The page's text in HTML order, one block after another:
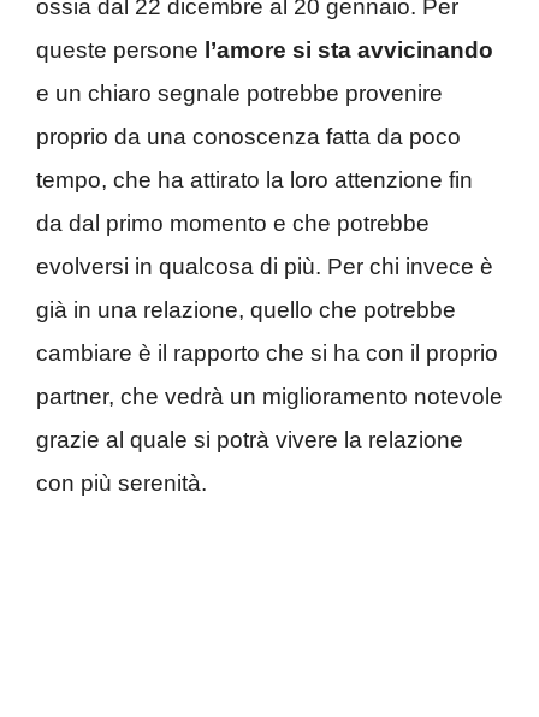
ossia dal 22 dicembre al 20 gennaio. Per
queste persone l’amore si sta avvicinando
e un chiaro segnale potrebbe provenire
proprio da una conoscenza fatta da poco
tempo, che ha attirato la loro attenzione fin
da dal primo momento e che potrebbe
evolversi in qualcosa di più. Per chi invece è
già in una relazione, quello che potrebbe
cambiare è il rapporto che si ha con il proprio
partner, che vedrà un miglioramento notevole
grazie al quale si potrà vivere la relazione
con più serenità.